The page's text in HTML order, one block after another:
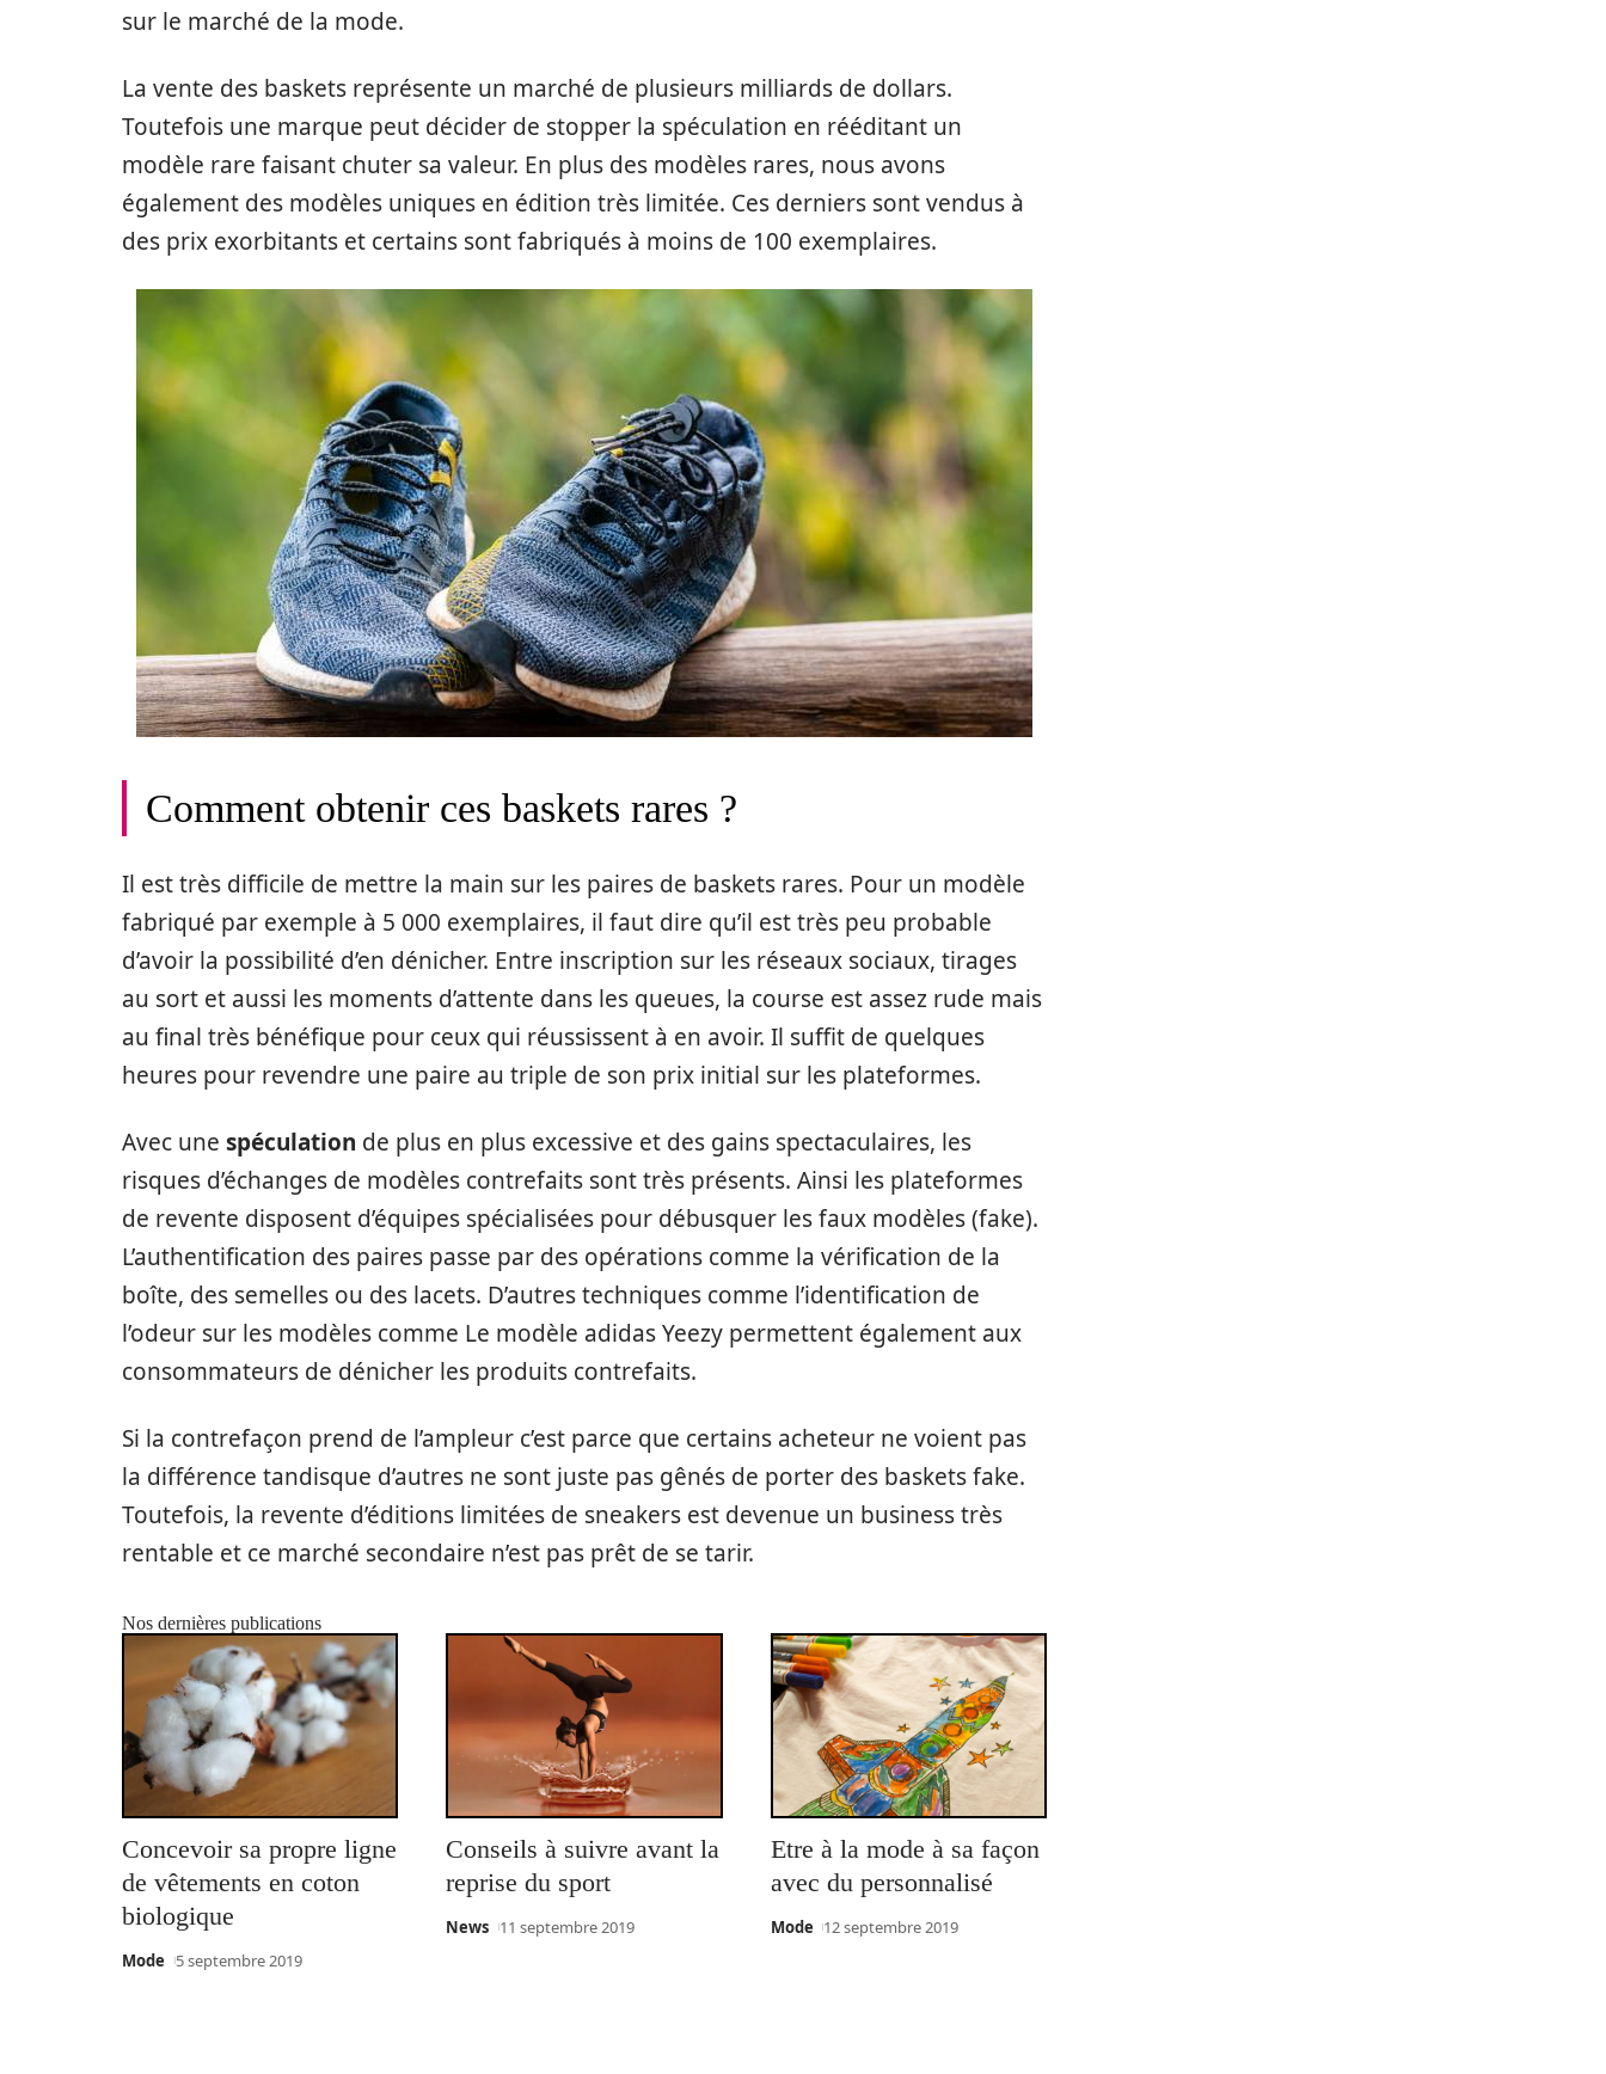
sur le marché de la mode.
La vente des baskets représente un marché de plusieurs milliards de dollars.
Toutefois une marque peut décider de stopper la spéculation en rééditant un
modèle rare faisant chuter sa valeur. En plus des modèles rares, nous avons
également des modèles uniques en édition très limitée. Ces derniers sont vendus à
des prix exorbitants et certains sont fabriqués à moins de 100 exemplaires.
Comment obtenir ces baskets rares ?
Il est très difficile de mettre la main sur les paires de baskets rares. Pour un modèle
fabriqué par exemple à 5 000 exemplaires, il faut dire qu’il est très peu probable
d’avoir la possibilité d’en dénicher. Entre inscription sur les réseaux sociaux, tirages
au sort et aussi les moments d’attente dans les queues, la course est assez rude mais
au final très bénéfique pour ceux qui réussissent à en avoir. Il suffit de quelques
heures pour revendre une paire au triple de son prix initial sur les plateformes.
Avec une spéculation de plus en plus excessive et des gains spectaculaires, les
risques d’échanges de modèles contrefaits sont très présents. Ainsi les plateformes
de revente disposent d’équipes spécialisées pour débusquer les faux modèles (fake).
L’authentification des paires passe par des opérations comme la vérification de la
boîte, des semelles ou des lacets. D’autres techniques comme l’identification de
l’odeur sur les modèles comme Le modèle adidas Yeezy permettent également aux
consommateurs de dénicher les produits contrefaits.
Si la contrefaçon prend de l’ampleur c’est parce que certains acheteur ne voient pas
la différence tandisque d’autres ne sont juste pas gênés de porter des baskets fake.
Toutefois, la revente d’éditions limitées de sneakers est devenue un business très
rentable et ce marché secondaire n’est pas prêt de se tarir.
Nos dernières publications
Concevoir sa propre ligne
de vêtements en coton
biologique
Mode 5 septembre 2019
Conseils à suivre avant la
reprise du sport
News 11 septembre 2019
Etre à la mode à sa façon
avec du personnalisé
Mode 12 septembre 2019